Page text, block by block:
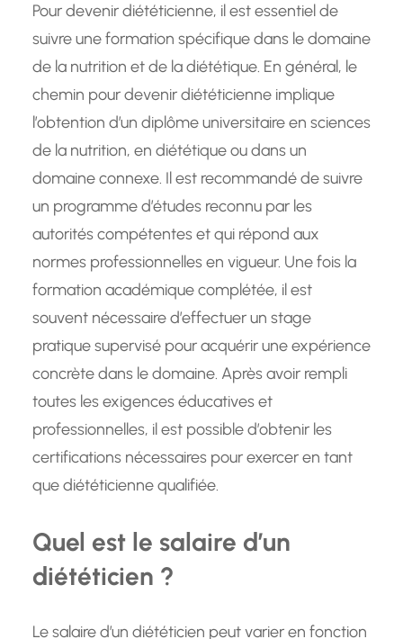
Pour devenir diététicienne, il est essentiel de
suivre une formation spécifique dans le domaine
de la nutrition et de la diététique. En général, le
chemin pour devenir diététicienne implique
l’obtention d’un diplôme universitaire en sciences
de la nutrition, en diététique ou dans un
domaine connexe. Il est recommandé de suivre
un programme d’études reconnu par les
autorités compétentes et qui répond aux
normes professionnelles en vigueur. Une fois la
formation académique complétée, il est
souvent nécessaire d’effectuer un stage
pratique supervisé pour acquérir une expérience
concrète dans le domaine. Après avoir rempli
toutes les exigences éducatives et
professionnelles, il est possible d’obtenir les
certifications nécessaires pour exercer en tant
que diététicienne qualifiée.
Quel est le salaire d’un
diététicien ?
Le salaire d’un diététicien peut varier en fonction